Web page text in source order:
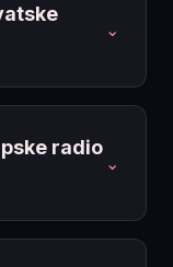
⌄
radio
⌄